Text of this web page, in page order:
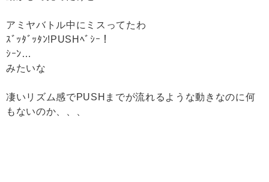
アミヤバトル中にミスってたわ
ｽﾞｯﾀﾞｯﾀﾝ!PUSHﾍﾞｼｰ！
ｼｰﾝ…
みたいな
凄いリズム感でPUSHまでが流れるような動きなのに何
もないのか、、、